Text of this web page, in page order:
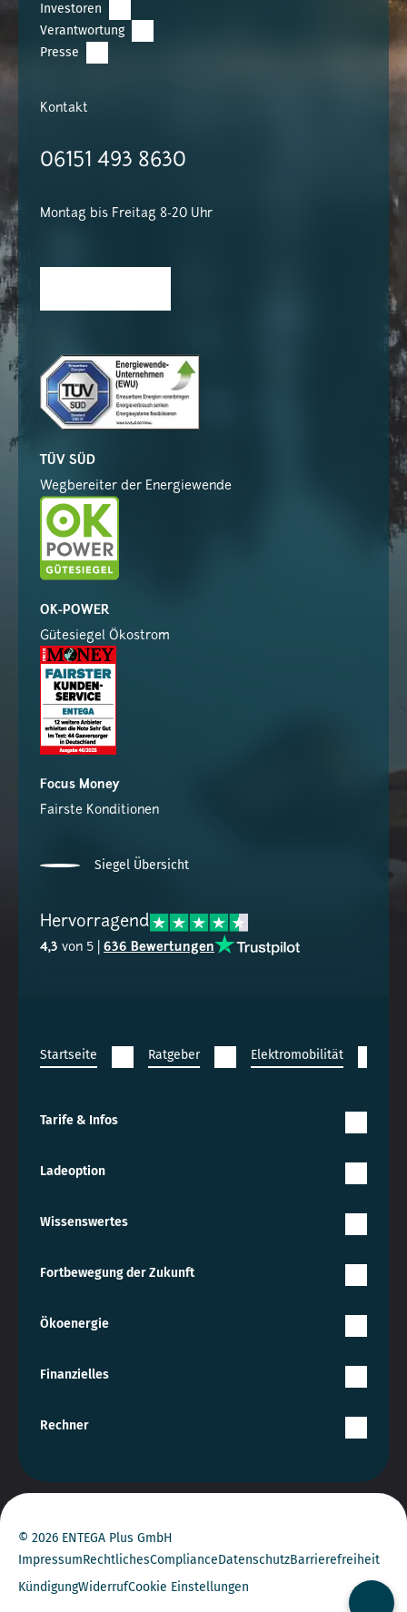
Investoren
Verantwortung
Presse
Kontakt
06151 493 8630
Montag bis Freitag 8-20 Uhr
TÜV SÜD
Wegbereiter der Energiewende
OK-POWER
Gütesiegel Ökostrom
Focus Money
Fairste Konditionen
Siegel Übersicht
Hervorragend
4,3 von 5 | 636 Bewertungen
Startseite Ratgeber Elektromobilität
Tarife & Infos
Ladeoption
Wissenswertes
Fortbewegung der Zukunft
Ökoenergie
Finanzielles
Rechner
© 2026 ENTEGA Plus GmbH
ImpressumRechtlichesComplianceDatenschutzBarrierefreiheit
KündigungWiderrufCookie Einstellungen